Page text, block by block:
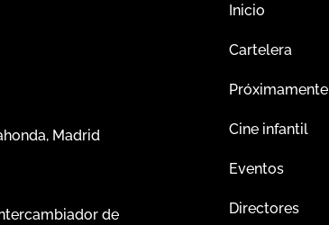
Madrid
de
Inicio
Cartelera
Próximamente
Cine infantil
Eventos
Directores